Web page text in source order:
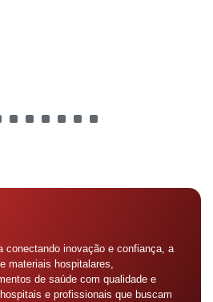
conectando inovação e confiança, a
materiais hospitalares,
de saúde com qualidade e
e profissionais que buscam